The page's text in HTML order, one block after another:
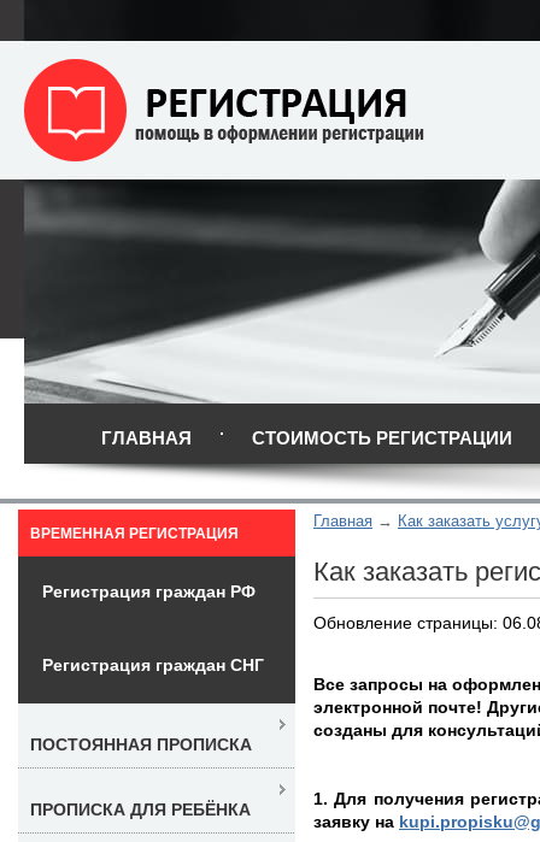
ГЛАВНАЯ СТОИМОСТЬ РЕГИСТРАЦИИ
Главная Как заказать
Как заказать
Обновление страницы:
Все запросы на
электронной почте!
созданы для
1. Для получения
заявку на
ВРЕМЕННАЯ РЕГИСТРАЦИЯ
Регистрация граждан РФ
Регистрация граждан СНГ
ПОСТОЯННАЯ ПРОПИСКА
ПРОПИСКА ДЛЯ РЕБЁНКА